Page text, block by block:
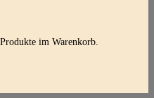
im Warenkorb.